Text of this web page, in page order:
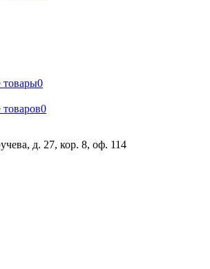
товары0
0
д. 27, кор. 8, оф. 114